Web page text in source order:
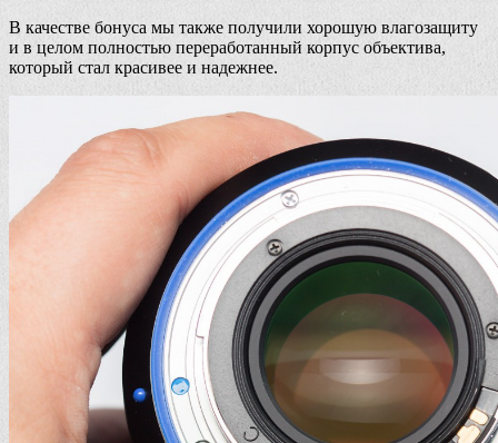
В качестве бонуса мы также получили хорошую влагозащиту
и в целом полностью переработанный корпус объектива,
который стал красивее и надежнее.